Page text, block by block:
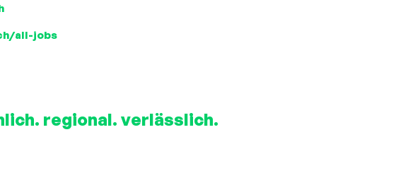
all-jobs
regional. verlässlich.